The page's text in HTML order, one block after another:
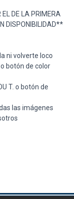
EL DE LA PRIMERA
DISPONIBILIDAD**
ni volverte loco
botón de color
T. o botón de
las imágenes